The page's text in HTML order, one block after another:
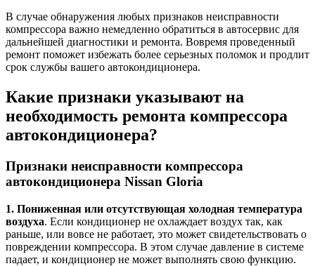
В случае обнаружения любых признаков неисправности
компрессора важно немедленно обратиться в автосервис для
дальнейшей диагностики и ремонта. Вовремя проведенный
ремонт поможет избежать более серьезных поломок и продлит
срок службы вашего автокондиционера.
Какие признаки указывают на
необходимость ремонта компрессора
автокондиционера?
Признаки неисправности компрессора
автокондиционера Nissan Gloria
1. Пониженная или отсутствующая холодная температура
воздуха. Если кондиционер не охлаждает воздух так, как
раньше, или вовсе не работает, это может свидетельствовать о
повреждении компрессора. В этом случае давление в системе
падает, и кондиционер не может выполнять свою функцию.